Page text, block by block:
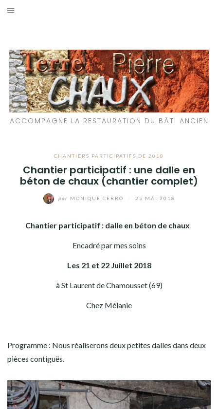
Aller
ACCOMPAGNE LA RESTAURATION DU BÂTI ANCIEN
CHANTIERS PARTICIPATIFS DE 2018
Chantier participatif : une dalle en
béton de chaux (chantier complet)
par MONIQUE CERRO 25 MAI 2018
Chantier participatif : dalle en béton de chaux
Encadré par mes soins
Les 21 et 22 Juillet 2018
à St Laurent de Chamousset (69)
Chez Mélanie
Programme : Nous réaliserons deux petites dalles dans deux
pièces contiguës.
PARTICIPATIFS
CHANTIERS RÉALISÉS
QUE PROPOSONS-NOUS ?